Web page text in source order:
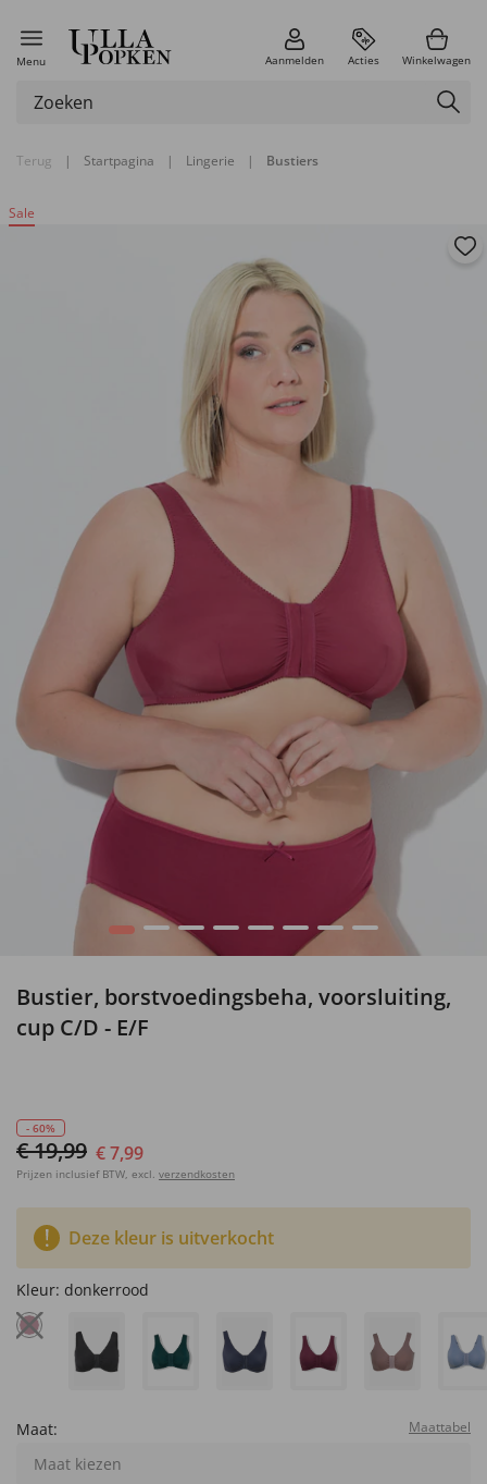
Menu Aanmelden Acties Winkelwagen
Terug | Startpagina | Lingerie | Bustiers
Sale
1 2 3 4 5 6 7 8
Bustier, borstvoedingsbeha, voorsluiting,
cup C/D - E/F
- 60%
€ 19,99 € 7,99
Prijzen inclusief BTW, excl. verzendkosten
Deze kleur is uitverkocht
Kleur: donkerrood
Maat: Maattabel
Maat kiezen